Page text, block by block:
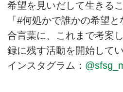
希望を見いだして生きる
「#何処かで誰かの希望
合言葉に、これまで考案
録に残す活動を開始してい
インスタグラム：